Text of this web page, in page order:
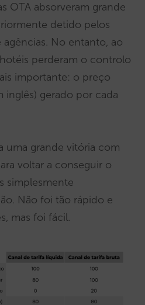
OTA absorveram grande
detido pelos
No entanto, ao
perderam o controlo
importante: o preço
inglês) gerado por cada
uma grande vitória com
voltar a conseguir o
simplesmente
Não foi tão rápido e
mas foi fácil.